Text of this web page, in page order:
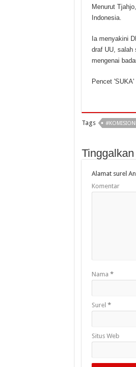
Menurut
Indonesia.
Ia menyakini
draf UU, salah
mengenai
Pencet
Tags
Alamat surel
Komentar
Nama *
Surel *
Situs Web